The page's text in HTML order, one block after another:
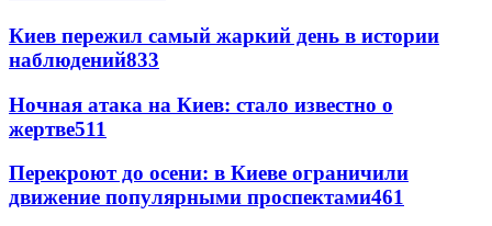
Киев пережил самый жаркий день в истории
наблюдений833
Ночная атака на Киев: стало известно о
жертве511
Перекроют до осени: в Киеве ограничили
движение популярными проспектами461